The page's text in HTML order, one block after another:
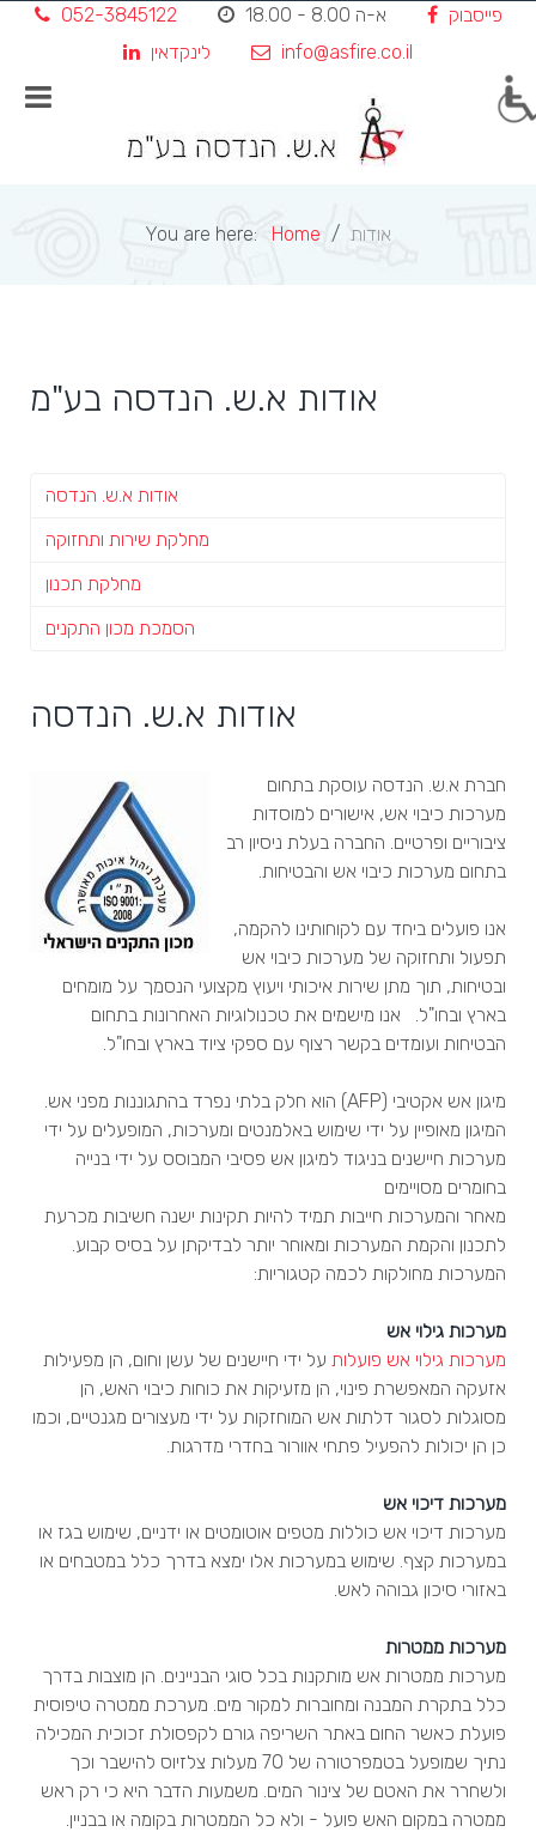
Skip
052-3845122 א-ה 8.00 - 18.00
פייסבוק
לינקדאין
info@asfire.co.il
You are here: Home אודות
אודות א.ש. הנדסה בע"מ
אודות א.ש. הנדסה
מחלקת שירות ותחזוקה
מחלקת תכנון
הסמכת מכון התקנים
אודות א.ש. הנדסה
חברת א.ש. הנדסה עוסקת בתחום
מערכות כיבוי אש, אישורים למוסדות
ציבוריים ופרטיים. החברה בעלת ניסיון רב
בתחום מערכות כיבוי אש והבטיחות.
אנו פועלים ביחד עם לקוחותינו להקמה,
תפעול ותחזוקה של מערכות כיבוי אש
ובטיחות, תוך מתן שירות איכותי ויעוץ מקצועי הנסמך על מומחים
בארץ ובחו"ל. אנו מישמים את טכנולוגיות האחרונות בתחום
הבטיחות ועומדים בקשר רצוף עם ספקי ציוד בארץ ובחו"ל.
מיגון אש אקטיבי (AFP) הוא חלק בלתי נפרד בהתגוננות מפני אש.
המיגון מאופיין על ידי שימוש באלמנטים ומערכות, המופעלים על ידי
מערכות חיישנים בניגוד למיגון אש פסיבי המבוסס על ידי בנייה
בחומרים מסויימים
מאחר והמערכות חייבות תמיד להיות תקינות ישנה חשיבות מכרעת
לתכנון והקמת המערכות ומאוחר יותר לבדיקתן על בסיס קבוע.
המערכות מחולקות לכמה קטגוריות:
מערכות גילוי אש
מערכות גילוי אש פועלות על ידי חיישנים של עשן וחום, הן מפעילות
אזעקה המאפשרת פינוי, הן מזעיקות את כוחות כיבוי האש, הן
מסוגלות לסגור דלתות אש המוחזקות על ידי מעצורים מגנטיים, וכמו
כן הן יכולות להפעיל פתחי אוורור בחדרי מדרגות.
מערכות דיכוי אש
מערכות דיכוי אש כוללות מטפים אוטומטים או ידניים, שימוש בגז או
במערכות קצף. שימוש במערכות אלו ימצא בדרך כלל במטבחים או
באזורי סיכון גבוהה לאש.
מערכות ממטרות
מערכות ממטרות אש מותקנות בכל סוגי הבניינים. הן מוצבות בדרך
כלל בתקרת המבנה ומחוברות למקור מים. מערכת ממטרה טיפוסית
פועלת כאשר החום באתר השריפה גורם לקפסולת זכוכית המכילה
נתיך שמופעל בטמפרטורה של 70 מעלות צלזיוס להישבר וכך
ולשחרר את האטם של צינור המים. משמעות הדבר היא כי רק ראש
ממטרה במקום האש פועל - ולא כל הממטרות בקומה או בבניין.